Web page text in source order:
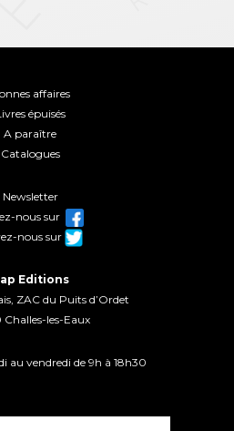
affaires
épuisés
A paraître
Catalogues
Newsletter
nous sur
nous sur
Editions
ZAC du Puits d’Ordet
Challes-les-Eaux
au vendredi de 9h à 18h30